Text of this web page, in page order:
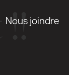
Nous joindre